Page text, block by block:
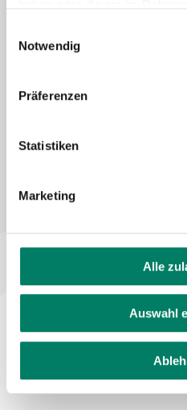
Notwendig
Präferenzen
Statistiken
Marketing
Alle
Auswahl
Declaration on accessibility